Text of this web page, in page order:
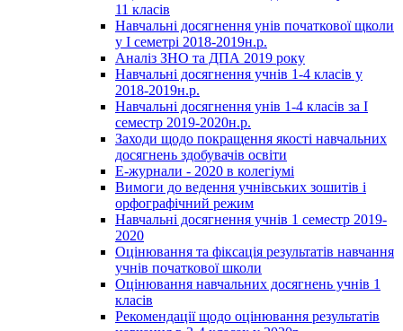
11 класів
Навчальні досягнення унів початкової щколи
у І семетрі 2018-2019н.р.
Аналіз ЗНО та ДПА 2019 року
Навчальні досягнення учнів 1-4 класів у
2018-2019н.р.
Навчальні досягнення унів 1-4 класів за І
семестр 2019-2020н.р.
Заходи щодо покращення якості навчальних
досягнень здобувачів освіти
Е-журнали - 2020 в колегіумі
Вимоги до ведення учнівських зошитів і
орфографічний режим
Навчальні досягнення учнів 1 семестр 2019-
2020
Оцінювання та фіксація результатів навчання
учнів початкової школи
Оцінювання навчальних досягнень учнів 1
класів
Рекомендації щодо оцінювання результатів